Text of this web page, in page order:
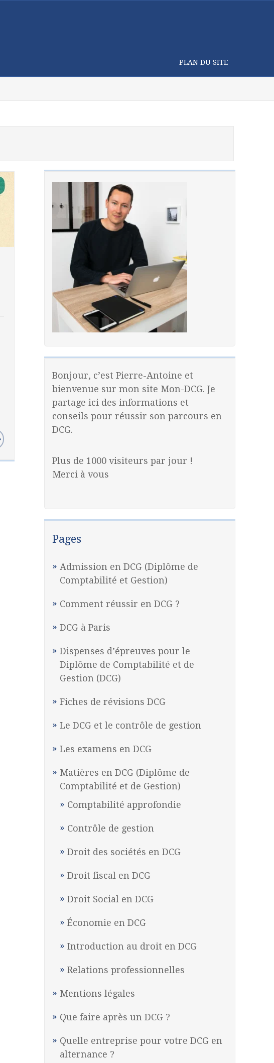
PLAN DU SITE
Bonjour, c’est Pierre-Antoine et
bienvenue sur mon site Mon-DCG. Je
partage ici des informations et
conseils pour réussir son parcours en
DCG.
Plus de 1000 visiteurs par jour !
Merci à vous
Pages
Admission en DCG (Diplôme de
Comptabilité et Gestion)
Comment réussir en DCG ?
DCG à Paris
Dispenses d’épreuves pour le
Diplôme de Comptabilité et de
Gestion (DCG)
Fiches de révisions DCG
Le DCG et le contrôle de gestion
Les examens en DCG
Matières en DCG (Diplôme de
Comptabilité et de Gestion)
Comptabilité approfondie
Contrôle de gestion
Droit des sociétés en DCG
Droit fiscal en DCG
Droit Social en DCG
Économie en DCG
Introduction au droit en DCG
Relations professionnelles
Mentions légales
Que faire après un DCG ?
Quelle entreprise pour votre DCG en
alternance ?